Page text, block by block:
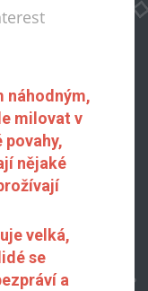
náhodným,
milovat v
povahy,
nějaké
velká,
se
a